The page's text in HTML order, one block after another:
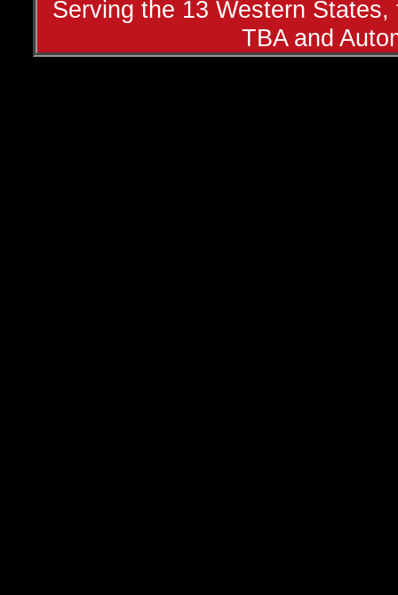
Serving the 13 Western
TBA and